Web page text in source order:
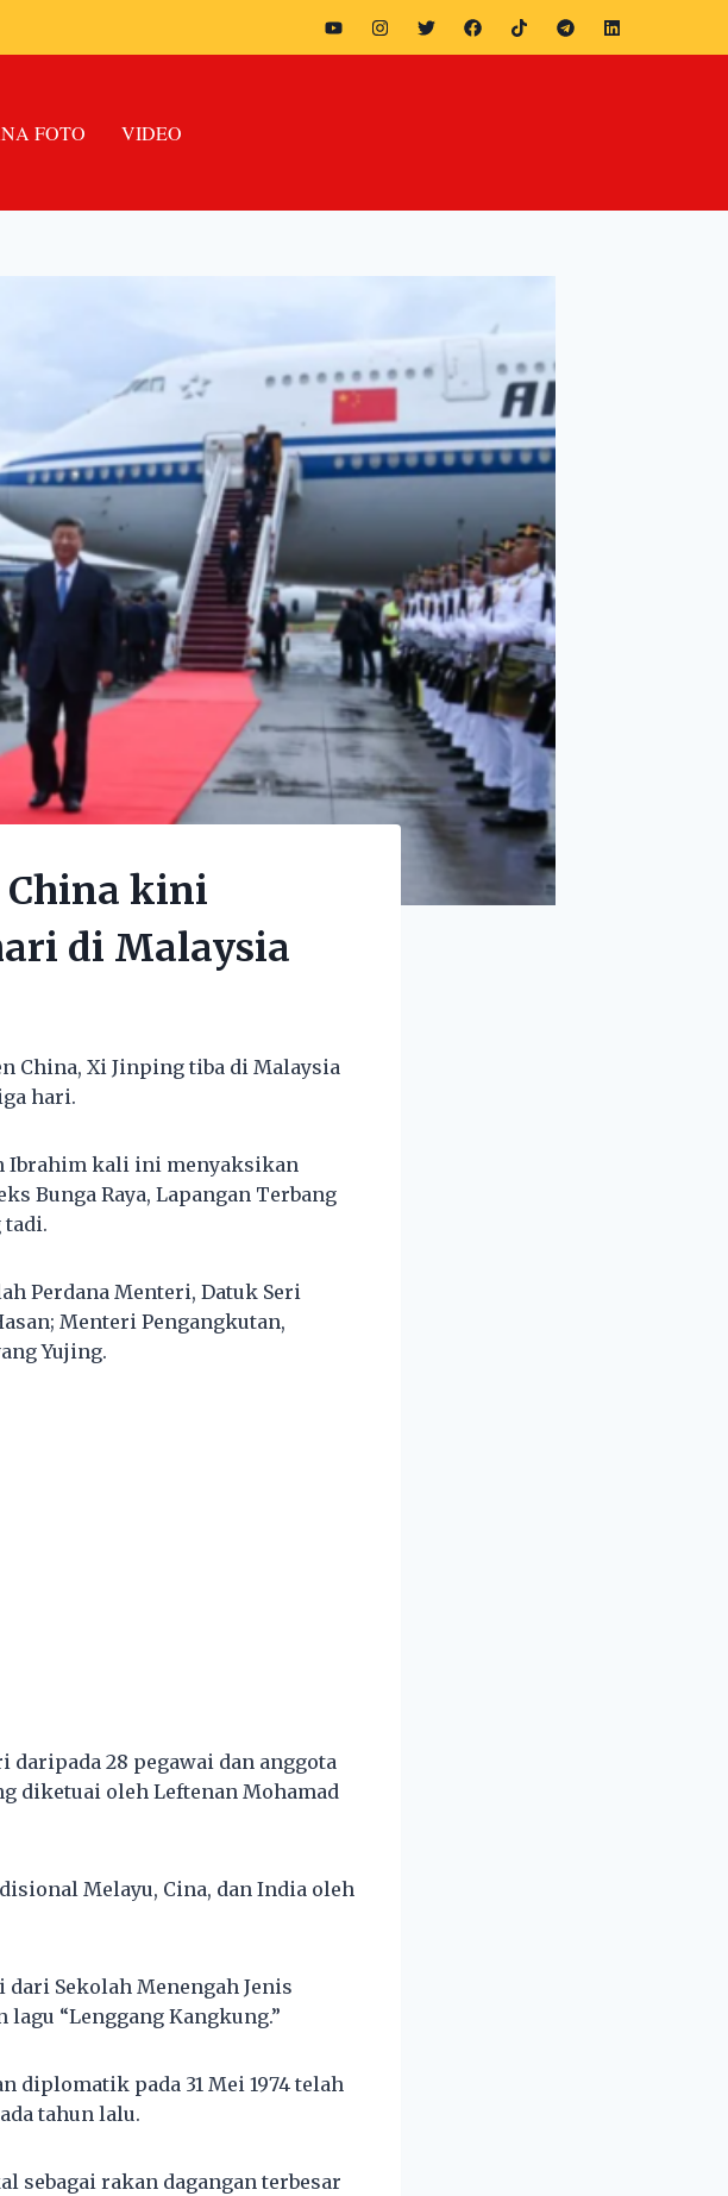
FOTO VIDEO
China kini
di Malaysia
China, Xi Jinping tiba di Malaysia
hari.
Ibrahim kali ini menyaksikan
Bunga Raya, Lapangan Terbang
tadi.
Perdana Menteri, Datuk Seri
Menteri Pengangkutan,
Yujing.
28 pegawai dan anggota
diketuai oleh Leftenan Mohamad
Melayu, Cina, dan India oleh
Sekolah Menengah Jenis
lagu “Lenggang Kangkung.”
diplomatik pada 31 Mei 1974 telah
tahun lalu.
sebagai rakan dagangan terbesar